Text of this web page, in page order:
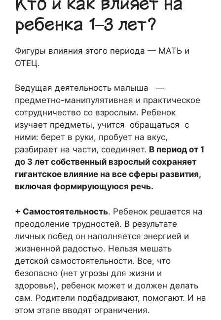
ребенка 1–3 лет?
Фигуры влияния этого периода — МАТЬ и
ОТЕЦ.
Ведущая деятельность малыша —
предметно-манипулятивная и практическое
сотрудничество со взрослым. Ребенок
изучает предметы, учится обращаться с
ними: берет в руки, пробует на вкус,
разбирает на части, соединяет. В период от 1
до 3 лет собственный взрослый сохраняет
гигантское влияние на все сферы развития,
включая формирующуюся речь.
+ Самостоятельность. Ребенок решается на
преодоление трудностей. В результате
личных побед он наполняется энергией и
жизненной радостью. Нельзя мешать
детской самостоятельности. Все, что
безопасно (нет угрозы для жизни и
здоровья), ребенок может и должен делать
сам. Родители подбадривают, помогают. И на
этом этапе вводят ограничения.